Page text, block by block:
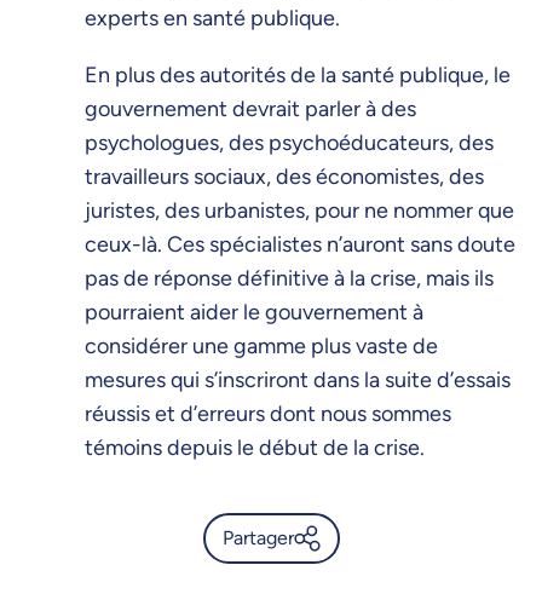
experts en santé publique.
En plus des autorités de la santé publique, le
gouvernement devrait parler à des
psychologues, des psychoéducateurs, des
travailleurs sociaux, des économistes, des
juristes, des urbanistes, pour ne nommer que
ceux-là. Ces spécialistes n’auront sans doute
pas de réponse définitive à la crise, mais ils
pourraient aider le gouvernement à
considérer une gamme plus vaste de
mesures qui s’inscriront dans la suite d’essais
réussis et d’erreurs dont nous sommes
témoins depuis le début de la crise.
Partager